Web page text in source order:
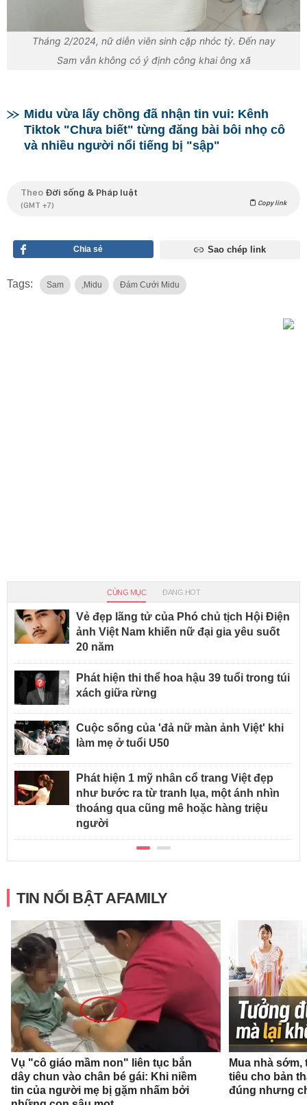
Tháng 2/2024, nữ diễn viên sinh cặp nhóc tỳ. Đến nay
Sam vẫn không có ý định công khai ông xã
Midu vừa lấy chồng đã nhận tin vui: Kênh
Tiktok "Chưa biết" từng đăng bài bôi nhọ cô
và nhiều người nổi tiếng bị "sập"
Theo Đời sống & Pháp luật
(GMT +7) Copy link
Chia sẻ Sao chép link
Tags: Sam ,midu Đám Cưới Midu
CÙNG MỤC ĐANG HOT
Vẻ đẹp lãng tử của Phó chủ tịch Hội Điện
ảnh Việt Nam khiến nữ đại gia yêu suốt
20 năm
Phát hiện thi thể hoa hậu 39 tuổi trong túi
xách giữa rừng
Cuộc sống của 'đả nữ màn ảnh Việt' khi
làm mẹ ở tuổi U50
Phát hiện 1 mỹ nhân cổ trang Việt đẹp
như bước ra từ tranh lụa, một ánh nhìn
thoáng qua cũng mê hoặc hàng triệu
người
TIN NỔI BẬT AFAMILY
Vụ "cô giáo mầm non" liên tục bắn
dây chun vào chân bé gái: Khi niềm
tin của người mẹ bị gặm nhấm bởi
Mua nhà
tiêu cho bản
đúng nhưng